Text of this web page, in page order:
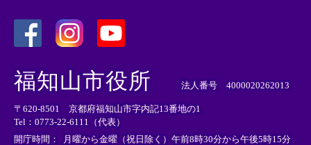
外
部
リ
ン
ク
＞
外
リ
ン
ク
＞
外
部
ン
ク
＞
福知山市役所 法人番号 4000020262013
〒620-8501 京都府福知山市字内記13番地の1
Tel：0773-22-6111（代表）
開庁時間：
月曜から金曜（祝日除く）午前8時30分から午後5時15分